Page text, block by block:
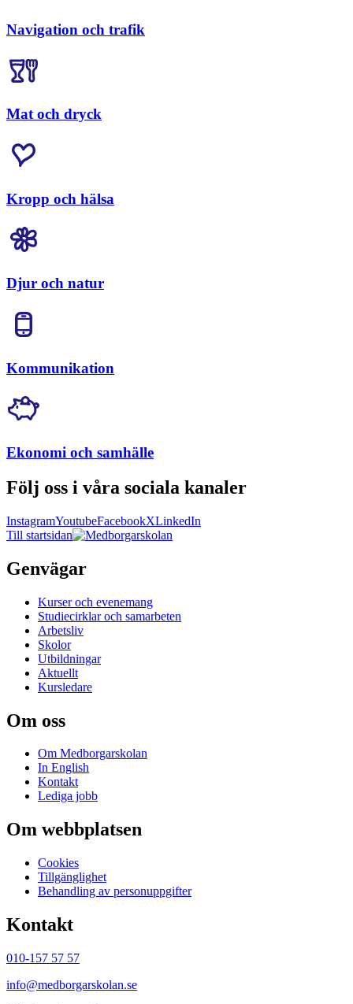
Navigation och trafik
Mat och dryck
Kropp och hälsa
Djur och natur
Kommunikation
Ekonomi och samhälle
Följ oss i våra sociala kanaler
InstagramYoutubeFacebookXLinkedIn
Till startsidan
Genvägar
Kurser och evenemang
Studiecirklar och samarbeten
Arbetsliv
Skolor
Utbildningar
Aktuellt
Kursledare
Om oss
Om Medborgarskolan
In English
Kontakt
Lediga jobb
Om webbplatsen
Cookies
Tillgänglighet
Behandling av personuppgifter
Kontakt
010-157 57 57
info@medborgarskolan.se